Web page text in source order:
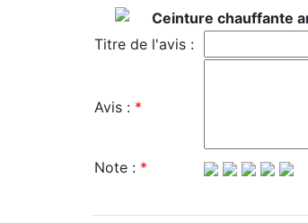
Ceinture chauffante
Titre de l'avis :
Avis : *
Note : *